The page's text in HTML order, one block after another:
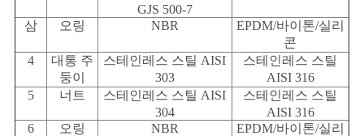
GJS 500-7
삼
오링 NBR
EPDM/바이톤/실리
콘
4
대통 주
둥이
스테인레스 스틸 AISI
303
스테인레스 스틸
AISI 316
5
너트
스테인레스 스틸 AISI
304
스테인레스 스틸
AISI 316
6
오링 NBR
EPDM/바이톤/실리